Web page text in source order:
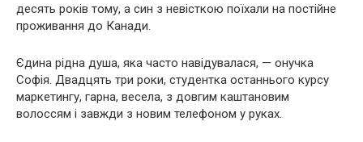
десять років тому, а син з невісткою поїхали на постійне
проживання до Канади.
Єдина рідна душа, яка часто навідувалася, — онучка
Софія. Двадцять три роки, студентка останнього курсу
маркетингу, гарна, весела, з довгим каштановим
волоссям і завжди з новим телефоном у руках.